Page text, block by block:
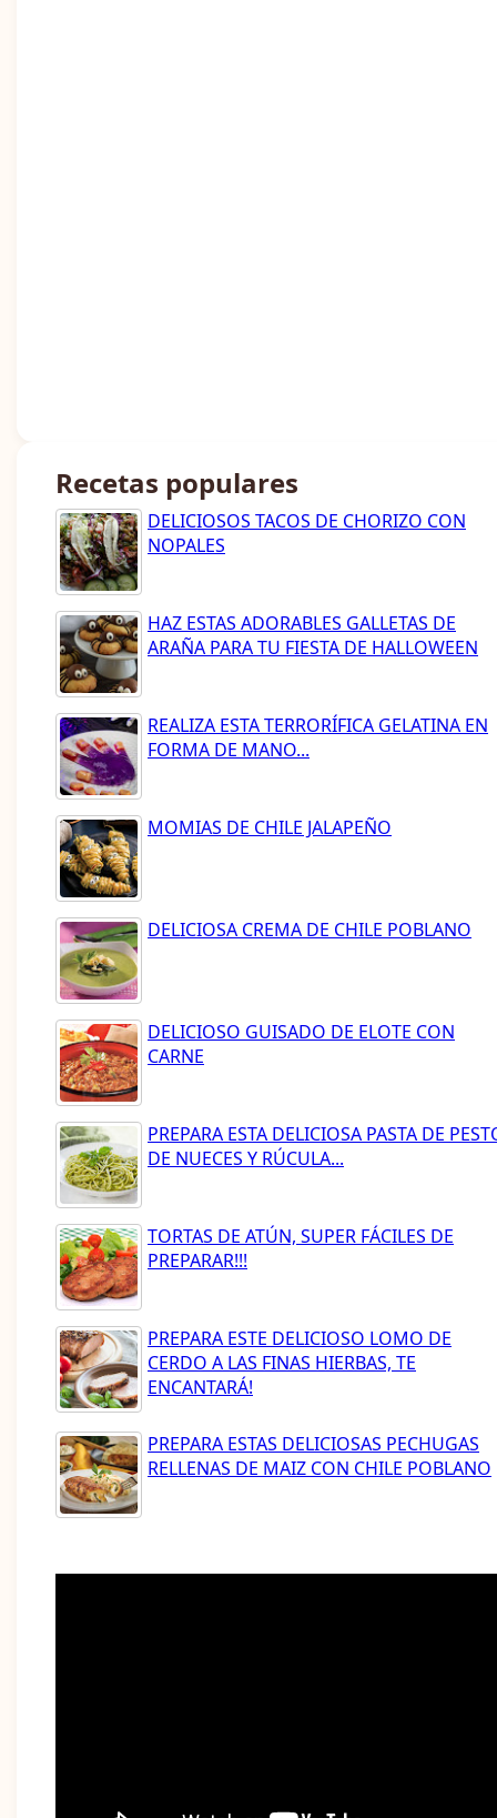
Recetas populares
DELICIOSOS TACOS DE CHORIZO CON
NOPALES
HAZ ESTAS ADORABLES GALLETAS DE
ARAÑA PARA TU FIESTA DE HALLOWEEN
REALIZA ESTA TERRORÍFICA GELATINA EN
FORMA DE MANO...
MOMIAS DE CHILE JALAPEÑO
DELICIOSA CREMA DE CHILE POBLANO
DELICIOSO GUISADO DE ELOTE CON
CARNE
PREPARA ESTA DELICIOSA PASTA DE
DE NUECES Y RÚCULA...
TORTAS DE ATÚN, SUPER FÁCILES DE
PREPARAR!!!
PREPARA ESTE DELICIOSO LOMO DE
CERDO A LAS FINAS HIERBAS, TE
ENCANTARÁ!
PREPARA ESTAS DELICIOSAS PECHUGAS
RELLENAS DE MAIZ CON CHILE POBLANO